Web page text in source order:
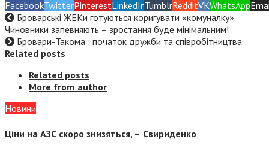
FacebookTwitterPinterestLinkedInTumblrRedditVKWhatsApp
Броварські ЖЕКи готуються коригувати «комуналку».
Чиновники запевняють – зростання буде мінімальним!
Бровари-Такома : початок дружби та співробітництва
Related posts
Related posts
More from author
Новини
Ціни на АЗС скоро знизяться, – Свириденко